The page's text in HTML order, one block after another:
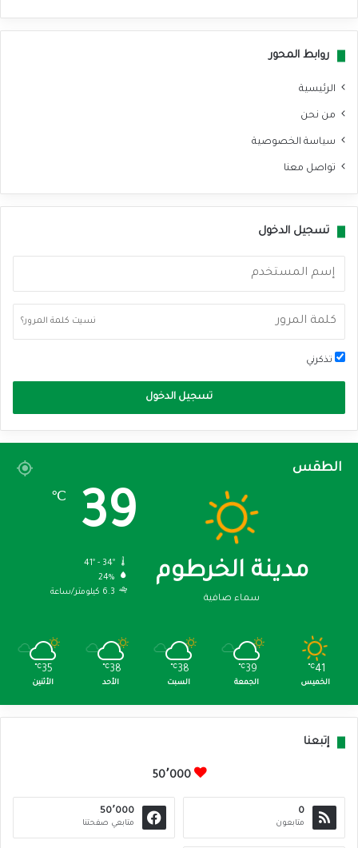
روابط المحور
الرئيسية
من نحن
سياسة الخصوصية
تواصل معنا
تسجيل الدخول
نسيت كلمة المرور؟
تذكرني
تسجيل الدخول
الطقس
مدينة الخرطوم
سماء صافية
39
℃
41º - 34º
24%
6.3 كيلومتر/ساعة
41
℃
الخميس
39
℃
الجمعة
38
℃
السبت
38
℃
الأحد
35
℃
الأثنين
إتبعنا
50٬000
0
متابعون
50٬000
متابعي صفحتنا